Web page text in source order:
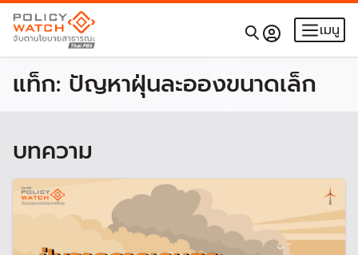
เมนู
แท็ก: ปัญหาฝุ่นละอองขนาดเล็ก
บทความ